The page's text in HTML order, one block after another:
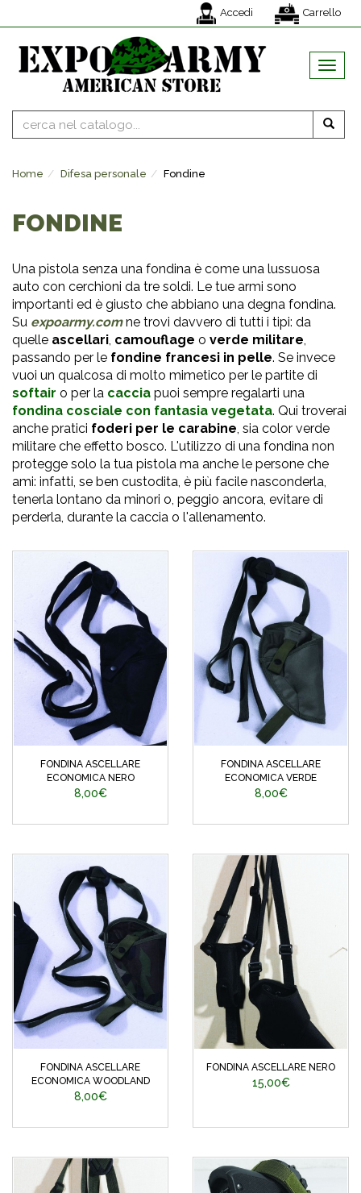
Accedi Carrello
MENU
Home Difesa personale Fondine
FONDINE
Una pistola senza una fondina è come una lussuosa
auto con cerchioni da tre soldi. Le tue armi sono
importanti ed è giusto che abbiano una degna fondina.
Su expoarmy.comne trovi davvero di tutti i tipi: da
quelle ascellari, camouflage o verde militare,
passando per le fondine francesi in pelle. Se invece
vuoi un qualcosa di molto mimetico per le partite di
softair o per la caccia puoi sempre regalarti una
fondina cosciale con fantasia vegetata. Qui troverai
anche pratici foderi per le carabine, sia color verde
militare che effetto bosco. L'utilizzo di una fondina non
protegge solo la tua pistola ma anche le persone che
ami: infatti, se ben custodita, è più facile nasconderla,
tenerla lontano da minori o, peggio ancora, evitare di
perderla, durante la caccia o l'allenamento.
FONDINA ASCELLARE
ECONOMICA NERO
8,00€
FONDINA ASCELLARE
ECONOMICA VERDE
8,00€
FONDINA ASCELLARE
ECONOMICA WOODLAND
8,00€
FONDINA ASCELLARE NERO
15,00€